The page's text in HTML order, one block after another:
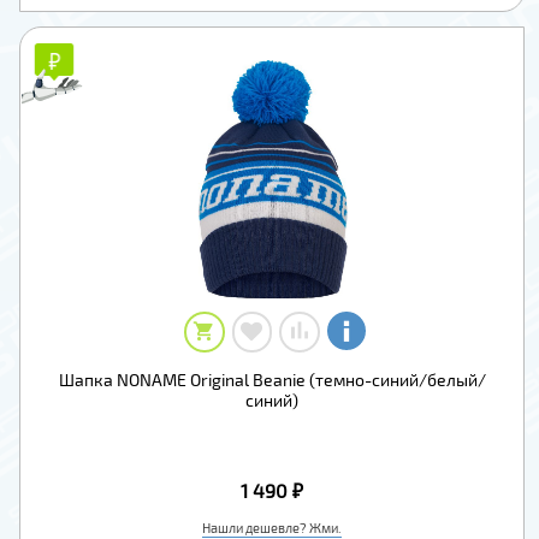
₽
₽
Шапка NONAME Original Beanie (темно-синий/белый/
синий)
Нашли дешевле? Жми.
1 490 ₽